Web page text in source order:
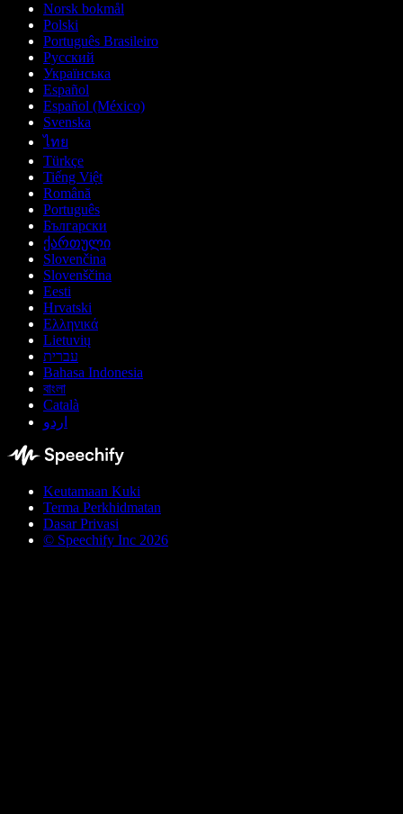
Norsk bokmål
Polski
Português Brasileiro
Русский
Українська
Español
Español (México)
Svenska
ไทย
Türkçe
Tiếng Việt
Română
Português
Български
ქართული
Slovenčina
Slovenščina
Eesti
Hrvatski
Ελληνικά
Lietuvių
עברית
Bahasa Indonesia
বাংলা
Català
اردو
Keutamaan Kuki
Terma Perkhidmatan
Dasar Privasi
© Speechify Inc 2026